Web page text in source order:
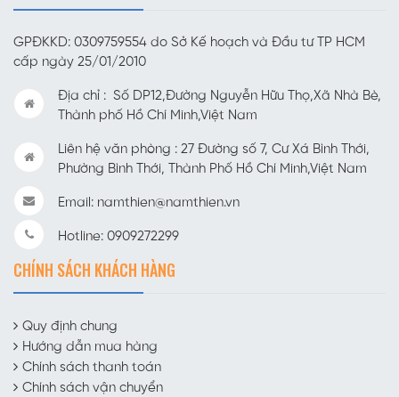
GPĐKKD: 0309759554 do Sở Kế hoạch và Đầu tư TP HCM
cấp ngày 25/01/2010
Địa chỉ : Số DP12,Đường Nguyễn Hữu Thọ,Xã Nhà Bè,
Thành phố Hồ Chí Minh,Việt Nam
Liên hệ văn phòng : 27 Đường số 7, Cư Xá Bình Thới,
Phường Bình Thới, Thành Phố Hồ Chí Minh,Việt Nam
Email: namthien@namthien.vn
Hotline: 0909272299
CHÍNH SÁCH KHÁCH HÀNG
Quy định chung
Hướng dẫn mua hàng
Chính sách thanh toán
Chính sách vận chuyển